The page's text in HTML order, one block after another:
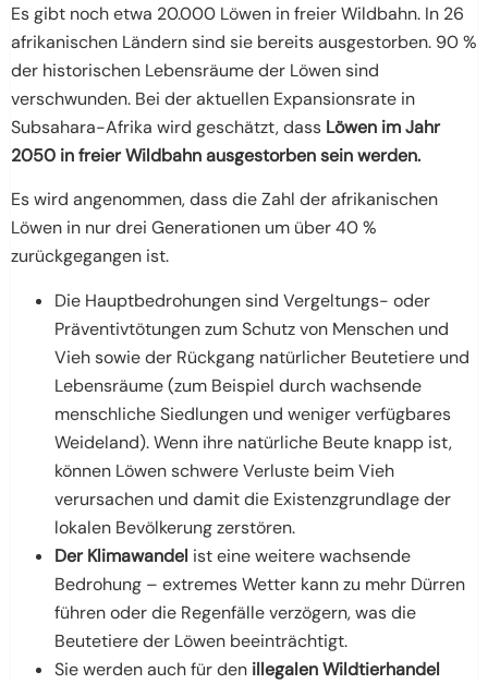
Es gibt noch etwa 20.000 Löwen in freier Wildbahn. In 26
afrikanischen Ländern sind sie bereits ausgestorben. 90 %
der historischen Lebensräume der Löwen sind
verschwunden. Bei der aktuellen Expansionsrate in
Subsahara-Afrika wird geschätzt, dass Löwen im Jahr
2050 in freier Wildbahn ausgestorben sein werden.
Es wird angenommen, dass die Zahl der afrikanischen
Löwen in nur drei Generationen um über 40 %
zurückgegangen ist.
Die Hauptbedrohungen sind Vergeltungs- oder
Präventivtötungen zum Schutz von Menschen und
Vieh sowie der Rückgang natürlicher Beutetiere und
Lebensräume (zum Beispiel durch wachsende
menschliche Siedlungen und weniger verfügbares
Weideland). Wenn ihre natürliche Beute knapp ist,
können Löwen schwere Verluste beim Vieh
verursachen und damit die Existenzgrundlage der
lokalen Bevölkerung zerstören.
Der Klimawandel ist eine weitere wachsende
Bedrohung – extremes Wetter kann zu mehr Dürren
führen oder die Regenfälle verzögern, was die
Beutetiere der Löwen beeinträchtigt.
Sie werden auch für den illegalen Wildtierhandel